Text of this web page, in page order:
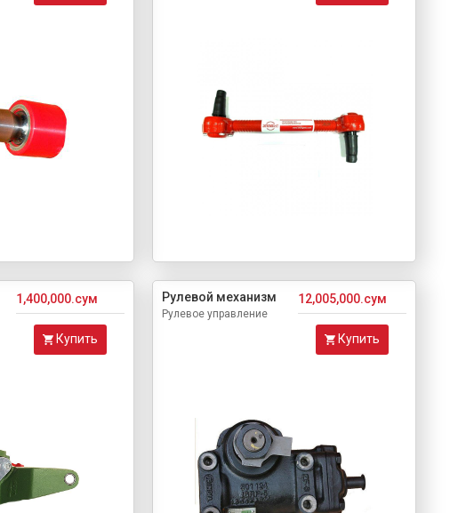
1,400,000.сум
Купить
Рулевой механизм
Рулевое управление
12,005,000.сум
Купить